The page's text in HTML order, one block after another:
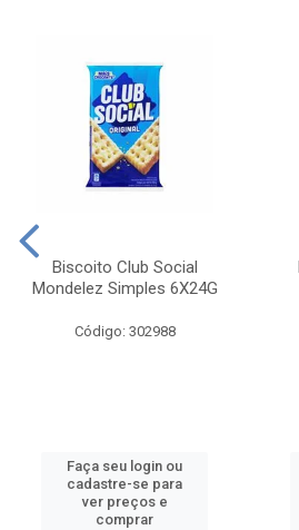
Biscoito Club Social
Mondelez Simples 6X24G
Código: 302988
Faça seu login ou
cadastre-se para
ver preços e
comprar